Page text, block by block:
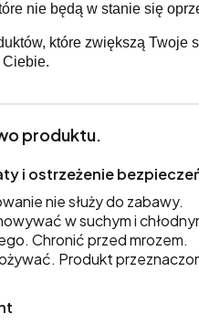
nie będą w stanie się
które zwiększą Twoje
produktu.
i ostrzeżenie
nie służy do zabawy.
w suchym i
Chronić przed mrozem.
Produkt